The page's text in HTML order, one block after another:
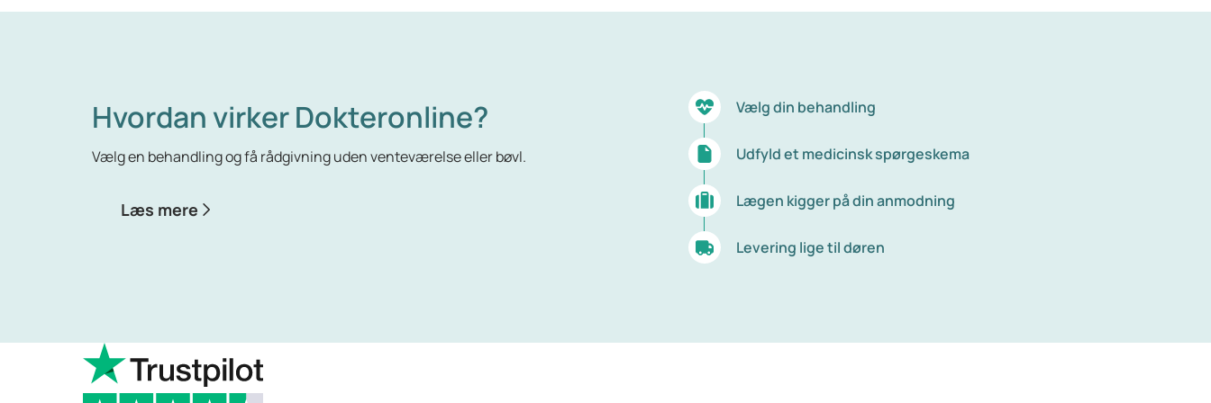
Hvordan virker Dokteronline?
Vælg en behandling og få rådgivning uden venteværelse eller bøvl.
Læs mere
Vælg din behandling
Udfyld et medicinsk spørgeskema
Lægen kigger på din anmodning
Levering lige til døren